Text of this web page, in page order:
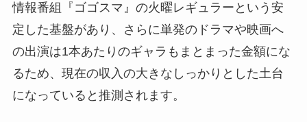
情報番組『ゴゴスマ』の火曜レギュラーという安
定した基盤があり、さらに単発のドラマや映画へ
の出演は1本あたりのギャラもまとまった金額にな
るため、現在の収入の大きなしっかりとした土台
になっていると推測されます。